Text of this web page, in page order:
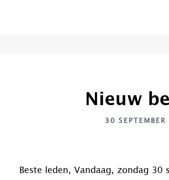
Nieuw
30
Beste leden, Vandaag, zondag